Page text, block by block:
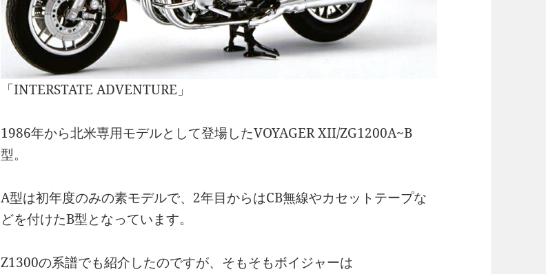
「INTERSTATE ADVENTURE」
1986年から北米専用モデルとして登場したVOYAGER XII/ZG1200A~B
型。
A型は初年度のみの素モデルで、2年目からはCB無線やカセットテープな
どを付けたB型となっています。
Z1300の系譜でも紹介したのですが、そもそもボイジャーは